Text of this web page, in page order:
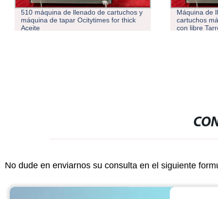
510 máquina de llenado de cartuchos y
máquina de tapar Ocitytimes for thick
Aceite
Máquina de
cartuchos
con libre
No dude en enviarnos su consulta en el siguiente